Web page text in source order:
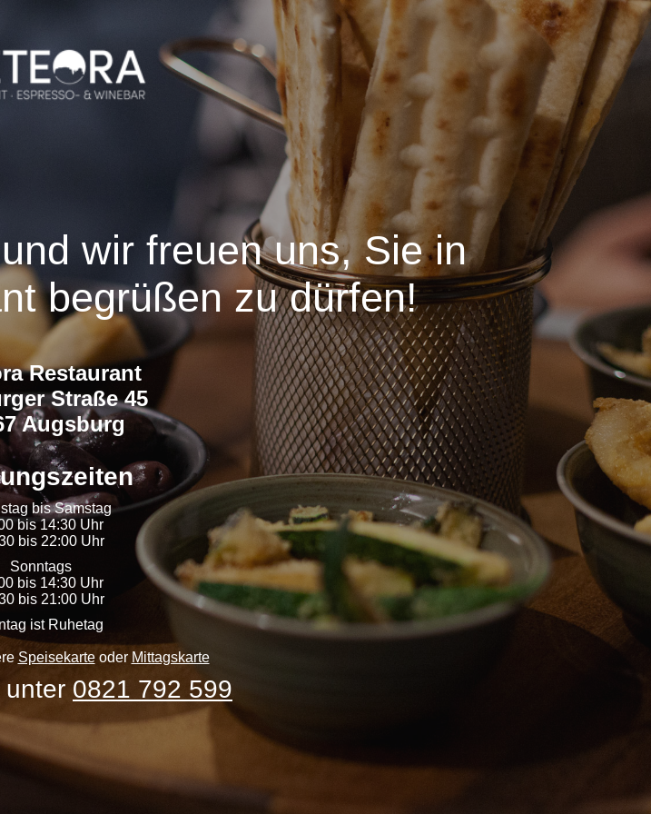
wir freuen uns, Sie in
begrüßen zu dürfen!
Restaurant
Straße 45
Augsburg
bis Samstag
bis 14:30 Uhr
bis 22:00 Uhr
Sonntags
bis 14:30 Uhr
bis 21:00 Uhr
ist Ruhetag
Speisekarteoder Mittagskarte
unter 0821 792 599